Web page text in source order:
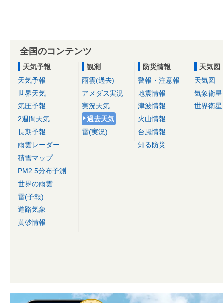
全国のコンテンツ
天気予報
天気予報
世界天気
気圧予報
2週間天気
長期予報
雨雲レーダー
積雪マップ
PM2.5分布予測
世界の雨雲
雷(予報)
道路気象
黄砂情報
観測
雨雲(過去)
アメダス実況
実況天気
過去天気
雷(実況)
防災情報
警報・注意報
地震情報
津波情報
火山情報
台風情報
知る防災
天気図
天気図
気象衛星
世界衛星